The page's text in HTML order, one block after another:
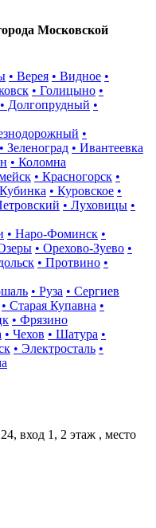
Московской
• Верея • Видное •
• Голицыно •
• Долгопрудный •
•
• Зеленоград • Ивантеевка
• Коломна
• Красногорск •
• Куровское •
• Луховицы •
• Наро-Фоминск •
• Орехово-Зуево •
• Протвино •
• Руза • Сергиев
• Старая Купавна •
• Фрязино
• Чехов • Шатура •
• Электросталь •
вход 1, 2 этаж , место